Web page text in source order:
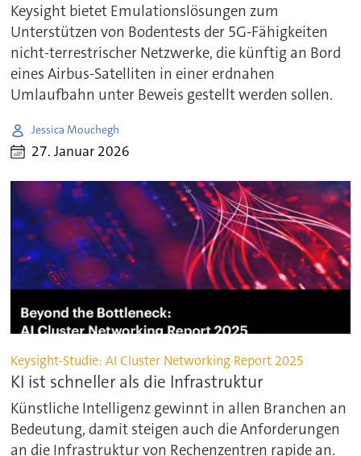
Keysight bietet Emulationslösungen zum
Unterstützen von Bodentests der 5G-Fähigkeiten
nicht-terrestrischer Netzwerke, die künftig an Bord
eines Airbus-Satelliten in einer erdnahen
Umlaufbahn unter Beweis gestellt werden sollen.
Jessica Mouchegh
27. Januar 2026
Keysight-Studie: AI Cluster Networking Report 2025
KI ist schneller als die Infrastruktur
Künstliche Intelligenz gewinnt in allen Branchen an
Bedeutung, damit steigen auch die Anforderungen
an die Infrastruktur von Rechenzentren rapide an.